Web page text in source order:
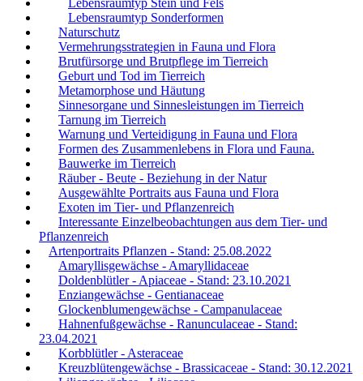
Lebensraumtyp Stein und Fels
Lebensraumtyp Sonderformen
Naturschutz
Vermehrungsstrategien in Fauna und Flora
Brutfürsorge und Brutpflege im Tierreich
Geburt und Tod im Tierreich
Metamorphose und Häutung
Sinnesorgane und Sinnesleistungen im Tierreich
Tarnung im Tierreich
Warnung und Verteidigung in Fauna und Flora
Formen des Zusammenlebens in Flora und Fauna.
Bauwerke im Tierreich
Räuber - Beute - Beziehung in der Natur
Ausgewählte Portraits aus Fauna und Flora
Exoten im Tier- und Pflanzenreich
Interessante Einzelbeobachtungen aus dem Tier- und
Pflanzenreich
Artenportraits Pflanzen - Stand: 25.08.2022
Amaryllisgewächse - Amaryllidaceae
Doldenblütler - Apiaceae - Stand: 23.10.2021
Enziangewächse - Gentianaceae
Glockenblumengewächse - Campanulaceae
Hahnenfußgewächse - Ranunculaceae - Stand:
23.04.2021
Korbblütler - Asteraceae
Kreuzblütengewächse - Brassicaceae - Stand: 30.12.2021